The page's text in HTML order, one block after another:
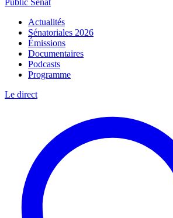
Public Sénat
Actualités
Sénatoriales 2026
Émissions
Documentaires
Podcasts
Programme
Le direct